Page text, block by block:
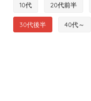
10代 20代前半
30代後半 40代～